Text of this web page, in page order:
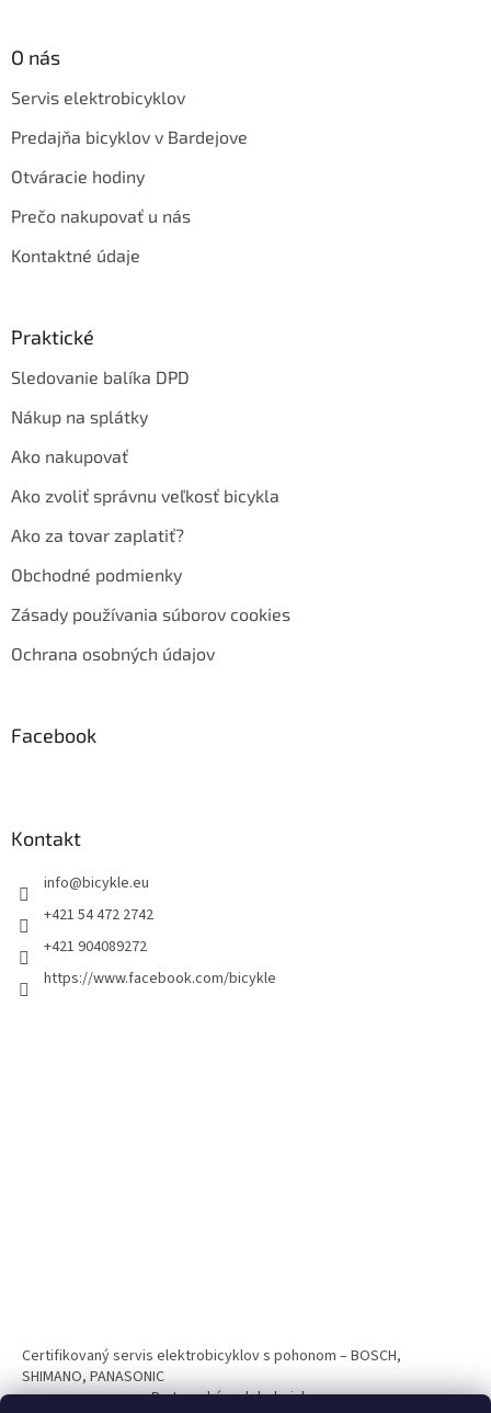
O nás
Servis elektrobicyklov
Predajňa bicyklov v Bardejove
Otváracie hodiny
Prečo nakupovať u nás
Kontaktné údaje
Praktické
Sledovanie balíka DPD
Nákup na splátky
Ako nakupovať
Ako zvoliť správnu veľkosť bicykla
Ako za tovar zaplatiť?
Obchodné podmienky
Zásady používania súborov cookies
Ochrana osobných údajov
Facebook
Kontakt
info@bicykle.eu
+421 54 472 2742
+421 904089272
https://www.facebook.com/bicykle
Certifikovaný servis elektrobicyklov s pohonom – BOSCH,
SHIMANO, PANASONIC
Partnerský web hokejshop.eu